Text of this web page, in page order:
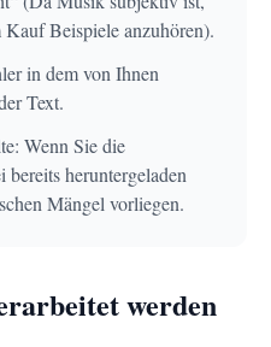
Beispiele anzuhören).
in dem von Ihnen
Text.
Wenn Sie die
heruntergeladen
Mängel vorliegen.
werden